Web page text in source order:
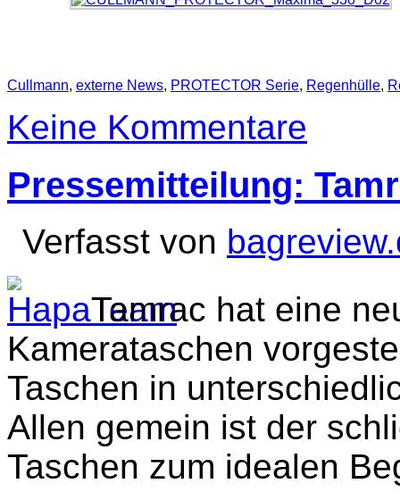
Cullmann, externe News, PROTECTOR Serie, Regenhülle,
Keine Kommentare
Pressemitteilung:
Verfasst von
Tamrac hat eine
Kamerataschen
Taschen in
Allen gemein ist der
Taschen zum idealen